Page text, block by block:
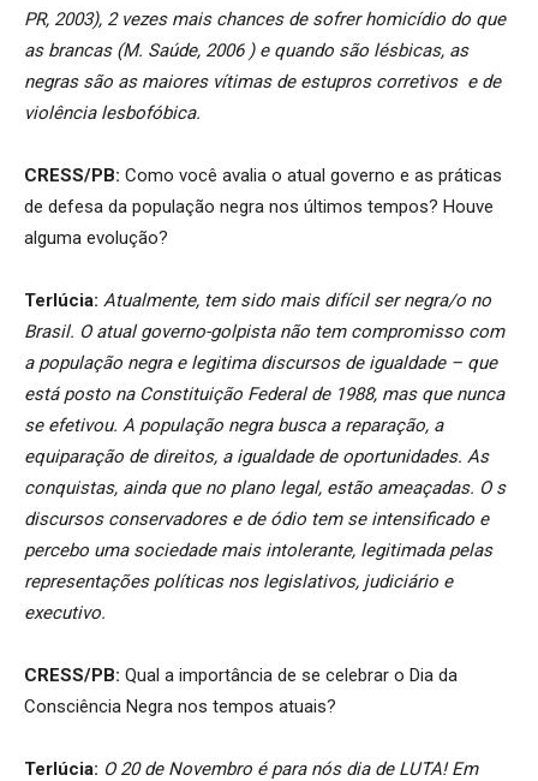
PR, 2003), 2 vezes mais chances de sofrer homicídio do que
as brancas (M. Saúde, 2006 ) e quando são lésbicas, as
negras são as maiores vítimas de estupros corretivos e de
violência lesbofóbica.
CRESS/PB: Como você avalia o atual governo e as práticas
de defesa da população negra nos últimos tempos? Houve
alguma evolução?
Terlúcia: Atualmente, tem sido mais difícil ser negra/o no
Brasil. O atual governo-golpista não tem compromisso com
a população negra e legitima discursos de igualdade – que
está posto na Constituição Federal de 1988, mas que nunca
se efetivou. A população negra busca a reparação, a
equiparação de direitos, a igualdade de oportunidades. As
conquistas, ainda que no plano legal, estão ameaçadas. O s
discursos conservadores e de ódio tem se intensificado e
percebo uma sociedade mais intolerante, legitimada pelas
representações políticas nos legislativos, judiciário e
executivo.
CRESS/PB: Qual a importância de se celebrar o Dia da
Consciência Negra nos tempos atuais?
Terlúcia: O 20 de Novembro é para nós dia de LUTA! Em